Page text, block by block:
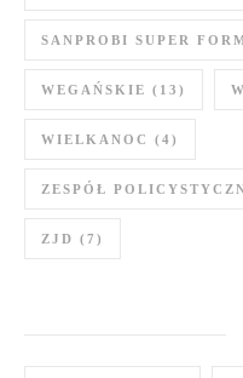
SANPROBI SUPER
WEGAŃSKIE (13)
WIELKANOC (4)
ZESPÓŁ
ZJD (7)